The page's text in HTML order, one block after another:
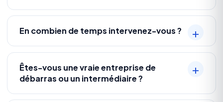
En combien de temps intervenez-vous ?
Êtes-vous une vraie entreprise de
débarras ou un intermédiaire ?